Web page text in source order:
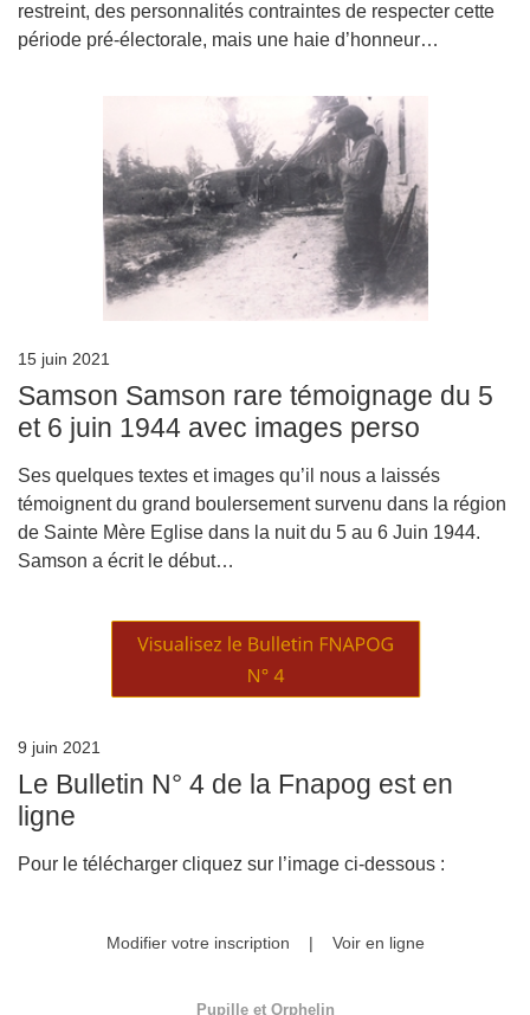
restreint, des personnalités contraintes de respecter cette
période pré-électorale, mais une haie d’honneur…
15 juin 2021
Samson Samson rare témoignage du 5
et 6 juin 1944 avec images perso
Ses quelques textes et images qu’il nous a laissés
témoignent du grand boulersement survenu dans la région
de Sainte Mère Eglise dans la nuit du 5 au 6 Juin 1944.
Samson a écrit le début…
9 juin 2021
Le Bulletin N° 4 de la Fnapog est en
ligne
Pour le télécharger cliquez sur l’image ci-dessous :
Modifier votre inscription | Voir en ligne
Pupille et Orphelin